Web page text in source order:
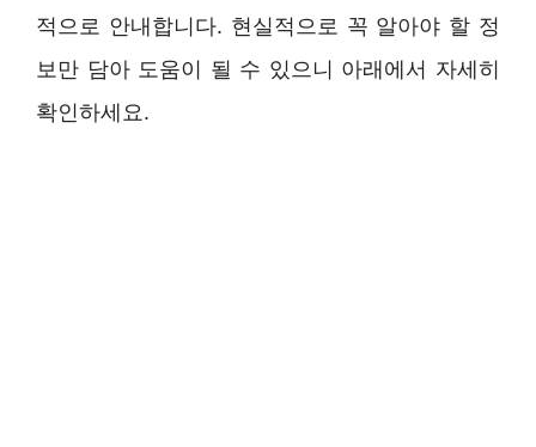
적으로 안내합니다. 현실적으로 꼭 알아야 할 정
보만 담아 도움이 될 수 있으니 아래에서 자세히
확인하세요.